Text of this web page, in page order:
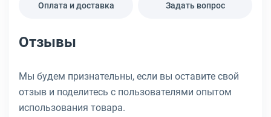
Оплата и доставка Задать вопрос
Отзывы
Мы будем признательны, если вы оставите свой
отзыв и поделитесь с пользователями опытом
использования товара.